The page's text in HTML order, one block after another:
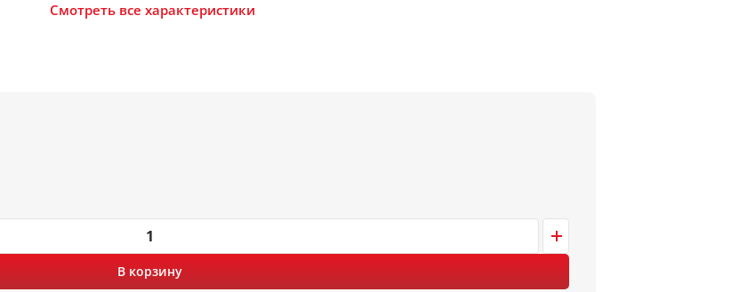
Смотреть все характеристики
В корзину